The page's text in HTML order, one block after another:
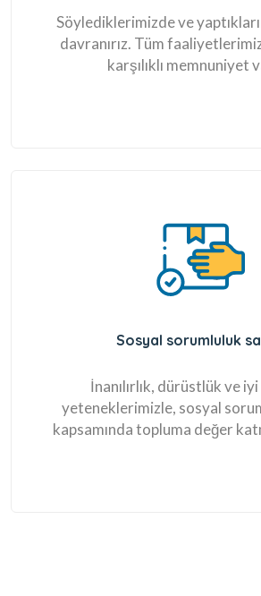
Söylediklerimizde ve
davranırız. Tüm
karşılıklı memnuniyet
Sosyal sorumluluk
İnanılırlık, dürüstlük ve
yeteneklerimizle, sosyal
kapsamında topluma değer